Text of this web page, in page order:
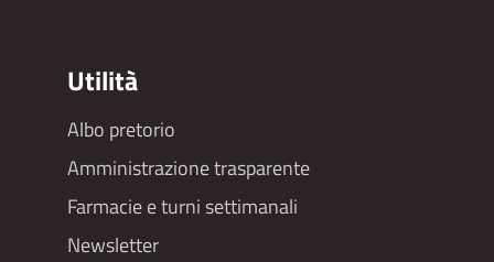
Utilità
Footer
menu
Albo pretorio
Amministrazione trasparente
Farmacie e turni settimanali
Newsletter